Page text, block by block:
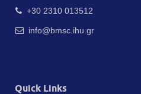
+30 2310 013512
info@bmsc.ihu.gr
Quick Links